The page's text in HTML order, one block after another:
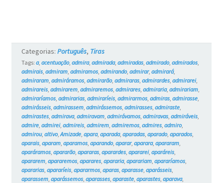
#7
Categorias: Português, Tiras
Tags: a, acentuação, admira, admirada, admiradas, admirado, admirados,
admirais, admiram, admiramos, admirando, admirar, admirará,
admiraram, admiráramos, admirarão, admiraras, admirardes, admirarei,
admirareis, admirarem, admiraremos, admirares, admiraria, admirariam,
admiraríamos, admirarias, admiraríeis, admirarmos, admiras, admirasse,
admirásseis, admirassem, admirássemos, admirasses, admiraste,
admirastes, admirava, admiravam, admirávamos, admiravas, admiráveis,
admire, admirei, admireis, admirem, admiremos, admires, admiro,
admirou, altivo, Amizade, apara, aparada, aparadas, aparado, aparados,
aparais, aparam, aparamos, aparando, aparar, aparara, apararam,
aparáramos, apararão, apararas, aparardes, apararei, aparáreis,
apararem, apararemos, aparares, apararia, aparariam, apararíamos,
apararias, apararíeis, apararmos, aparas, aparasse, aparásseis,
aparassem, aparássemos, aparasses, aparaste, aparastes, aparava,